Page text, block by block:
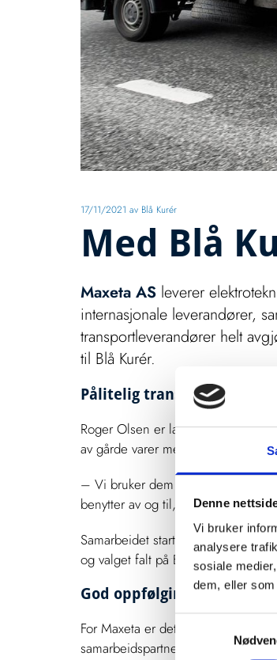
Denne
Vi bruker
analysere
sosiale
dem, eller
Samtykkevalg
17/11/2021 av Blå Kurér
Med Blå
Maxeta AS leverer
internasjonale leverandører,
transportleverandører helt
til Blå Kurér.
Pålitelig transport i Oslo-
Roger Olsen er lagerformann i
av gårde varer med de lokale
– Vi bruker dem hovedsakelig til
benytter av og til, forteller han.
Samarbeidet startet etter at
og valget falt på Blå Kurér. Etter
God oppfølging av Maxeta
For Maxeta er det helt avgjørende
samarbeidspartnere, og det